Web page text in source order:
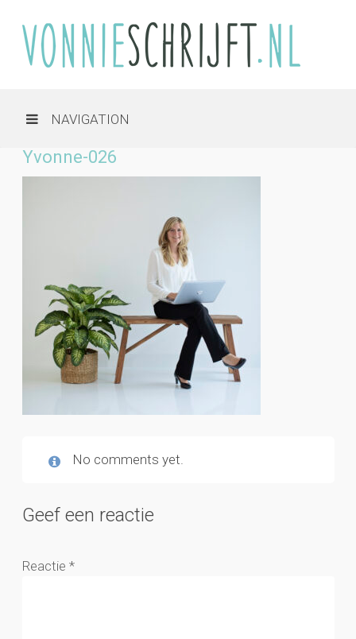
NAVIGATION
Yvonne-026
No comments yet.
Geef een reactie
Reactie *